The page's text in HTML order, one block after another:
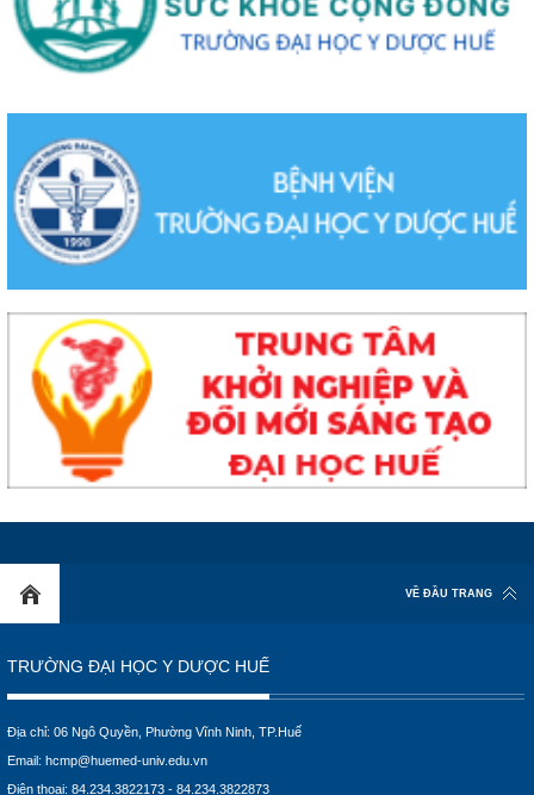
VỀ ĐẦU TRANG
TRƯỜNG ĐẠI HỌC Y DƯỢC HUẾ
Địa chỉ: 06 Ngô Quyền, Phường Vĩnh Ninh, TP.Huế
Email: hcmp@huemed-univ.edu.vn
Điện thoại: 84.234.3822173 - 84.234.3822873